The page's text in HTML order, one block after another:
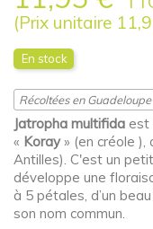
(Prix unitaire
En stock
Récoltées en Guadeloupe
Jatropha multifida est
« Koray» (en créole ),
Antilles). C'est un
développe une
à 5 pétales, d’un
son nom commun.